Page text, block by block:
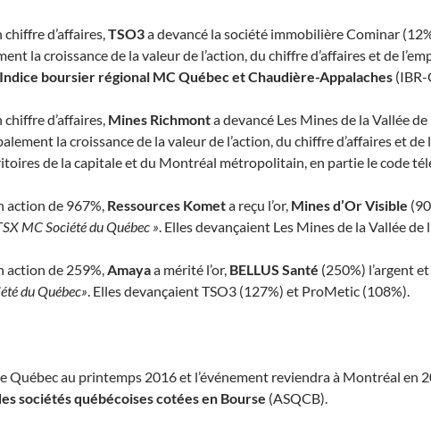
d’affaires,TSO3a devancé la société immobilière Cominar
la croissance de la valeur de l’action, du chiffre d’affaires et de
Indice boursier régional MC Québec et Chaudière-Appalaches
d’affaires, Mines Richmonta devancé Les Mines de la Vallée
la croissance de la valeur de l’action, du chiffre d’affaires et
de la capitale et du Montréal métropolitain, en partie le code
action de 967%, Ressources Kometa reçu l’or, Mines d’Or Visible
MC Société du Québec ». Elles devançaient Les Mines de la Vallée
action de 259%,Amayaa mérité l’or, BELLUS Santé (250%) l’argent et
du Québec». Elles devançaient TSO3 (127%) et ProMetic (108%).
au printemps 2016 et l’événement reviendra à Montréal en
sociétés québécoises cotées en Bourse (ASQCB).